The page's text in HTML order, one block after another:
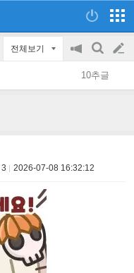
전체보기
공
지
on/off
검
색
글
쓰
10추글
3 2026-07-08 16:32:12